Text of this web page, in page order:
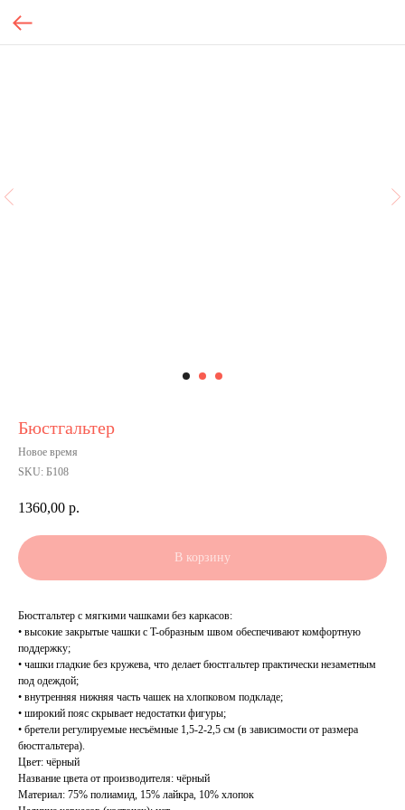
Бюстгальтер
Новое время
SKU: Б108
1360,00 р.
В корзину
Бюстгальтер с мягкими чашками без каркасов:
• высокие закрытые чашки с T-образным швом обеспечивают комфортную
поддержку;
• чашки гладкие без кружева, что делает бюстгальтер практически незаметным
под одеждой;
• внутренняя нижняя часть чашек на хлопковом подкладе;
• широкий пояс скрывает недостатки фигуры;
• бретели регулируемые несъёмные 1,5-2-2,5 см (в зависимости от размера
бюстгальтера).
Цвет: чёрный
Название цвета от производителя: чёрный
Материал: 75% полиамид, 15% лайкра, 10% хлопок